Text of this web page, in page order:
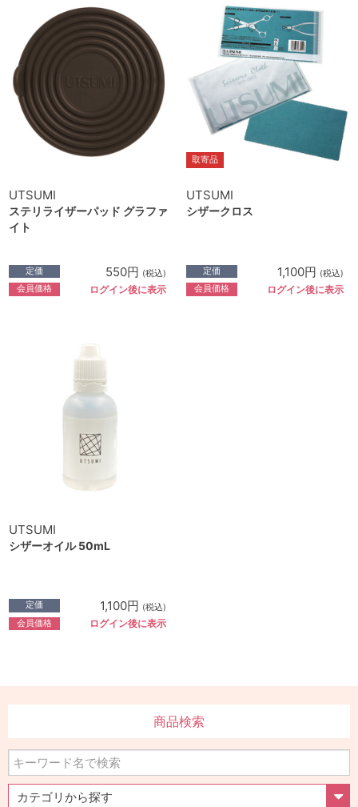
UTSUMI
ステリライザーパッド グラファ
イト
定価 550円 (税込)
会員価格 ログイン後に表示
取寄品
UTSUMI
シザークロス
定価 1,100円 (税込)
会員価格 ログイン後に表示
UTSUMI
シザーオイル 50mL
定価 1,100円 (税込)
会員価格 ログイン後に表示
商品検索